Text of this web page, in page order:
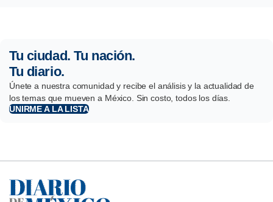
Tu ciudad. Tu nación.
Tu diario.
Únete a nuestra comunidad y recibe el análisis y la actualidad de
los temas que mueven a México. Sin costo, todos los días.
UNIRME A LA LISTA